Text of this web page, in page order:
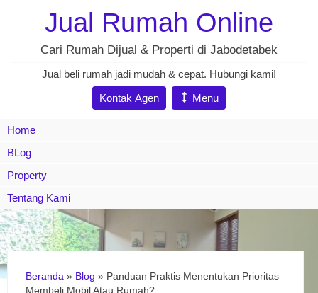
Jual Rumah Online
Cari Rumah Dijual & Properti di Jabodetabek
Jual beli rumah jadi mudah & cepat. Hubungi kami!
Kontak Agen
Menu
Home
BLog
Property
Tentang Kami
Beranda » Blog » Panduan Praktis Menentukan Prioritas
Membeli Mobil Atau Rumah?